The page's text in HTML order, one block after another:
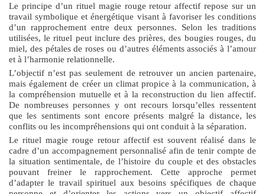
Le principe d’un rituel magie rouge retour affectif repose sur un
travail symbolique et énergétique visant à favoriser les conditions
d’un rapprochement entre deux personnes. Selon les traditions
utilisées, le rituel peut inclure des prières, des bougies rouges, du
miel, des pétales de roses ou d’autres éléments associés à l’amour
et à l’harmonie relationnelle.
L’objectif n’est pas seulement de retrouver un ancien partenaire,
mais également de créer un climat propice à la communication, à
la compréhension mutuelle et à la reconstruction du lien affectif.
De nombreuses personnes y ont recours lorsqu’elles ressentent
que les sentiments sont encore présents malgré la distance, les
conflits ou les incompréhensions qui ont conduit à la séparation.
Le rituel magie rouge retour affectifest souvent réalisé dans le
cadre d’un accompagnement personnalisé afin de tenir compte de
la situation sentimentale, de l’histoire du couple et des obstacles
pouvant freiner le rapprochement. Cette approche permet
d’adapter le travail spirituel aux besoins spécifiques de chaque